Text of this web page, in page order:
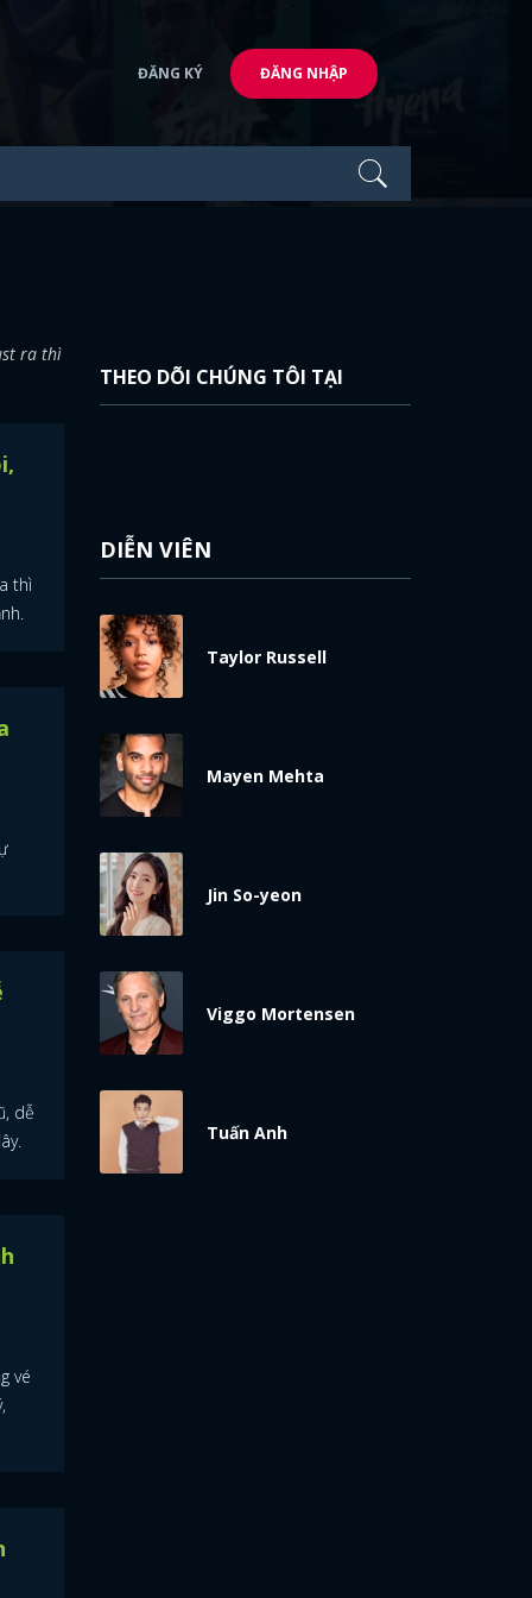
ĐĂNG KÝ ĐĂNG NHẬP
ra thì
thì
dễ
vé
THEO DÕI CHÚNG TÔI TẠI
DIỄN VIÊN
Taylor Russell
Mayen Mehta
Jin So-yeon
Viggo Mortensen
Tuấn Anh